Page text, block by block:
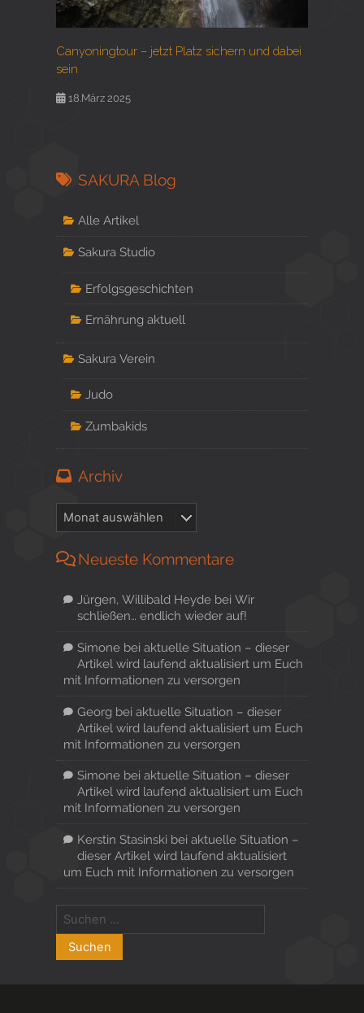
Canyoningtour – jetzt Platz sichern und dabei
sein
18.März 2025
SAKURA Blog
Alle Artikel
Sakura Studio
Erfolgsgeschichten
Ernährung aktuell
Sakura Verein
Judo
Zumbakids
Archiv
Neueste Kommentare
Jürgen, Willibald Heydebei Wir
schließen… endlich wieder auf!
Simonebei aktuelle Situation – dieser
Artikel wird laufend aktualisiert um Euch
mit Informationen zu versorgen
Georg bei aktuelle Situation – dieser
Artikel wird laufend aktualisiert um Euch
mit Informationen zu versorgen
Simonebei aktuelle Situation – dieser
Artikel wird laufend aktualisiert um Euch
mit Informationen zu versorgen
Kerstin Stasinski bei aktuelle Situation –
dieser Artikel wird laufend aktualisiert
um Euch mit Informationen zu versorgen